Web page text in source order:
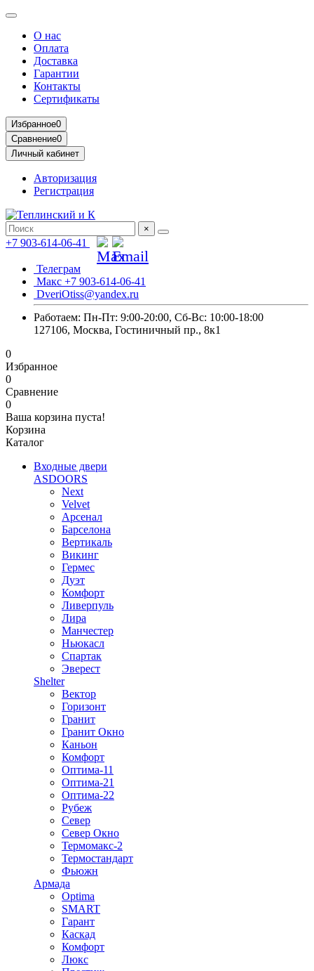
О нас
Оплата
Доставка
Гарантии
Контакты
Сертификаты
Избранное0
Сравнение0
Личный кабинет
Авторизация
Регистрация
×
+7 903-614-06-41
Телеграм
Макс +7 903-614-06-41
DveriOtiss@yandex.ru
Работаем: Пн-Пт: 9:00-20:00, Сб-Вс: 10:00-18:00
127106, Москва, Гостиничный пр., 8к1
0
Избранное
0
Сравнение
0
Ваша корзина пуста!
Корзина
Каталог
Входные двери
ASDOORS
Next
Velvet
Арсенал
Барселона
Вертикаль
Викинг
Гермес
Дуэт
Комфорт
Ливерпуль
Лира
Манчестер
Ньюкасл
Спартак
Эверест
Shelter
Вектор
Горизонт
Гранит
Гранит Окно
Каньон
Комфорт
Оптима-11
Оптима-21
Оптима-22
Рубеж
Север
Север Окно
Термомакс-2
Термостандарт
Фьюжн
Армада
Optima
SMART
Гарант
Каскад
Комфорт
Люкс